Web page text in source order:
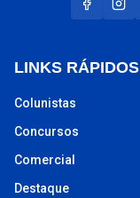
LINKS RÁPIDOS
Colunistas
Concursos
Comercial
Destaque